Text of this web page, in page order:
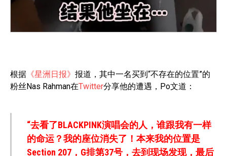
根据 《星洲日报》 报道，其中一名买到“不存在的位置”的
粉丝Nas Rahman在Twitter分享他的遭遇，Po文道：
“去看了BLACKPINK演唱会的人，谁跟我有一样
的命运？我的座位消失了！本来我的位置是
Section 207，G排第37号，去到现场发现，最后